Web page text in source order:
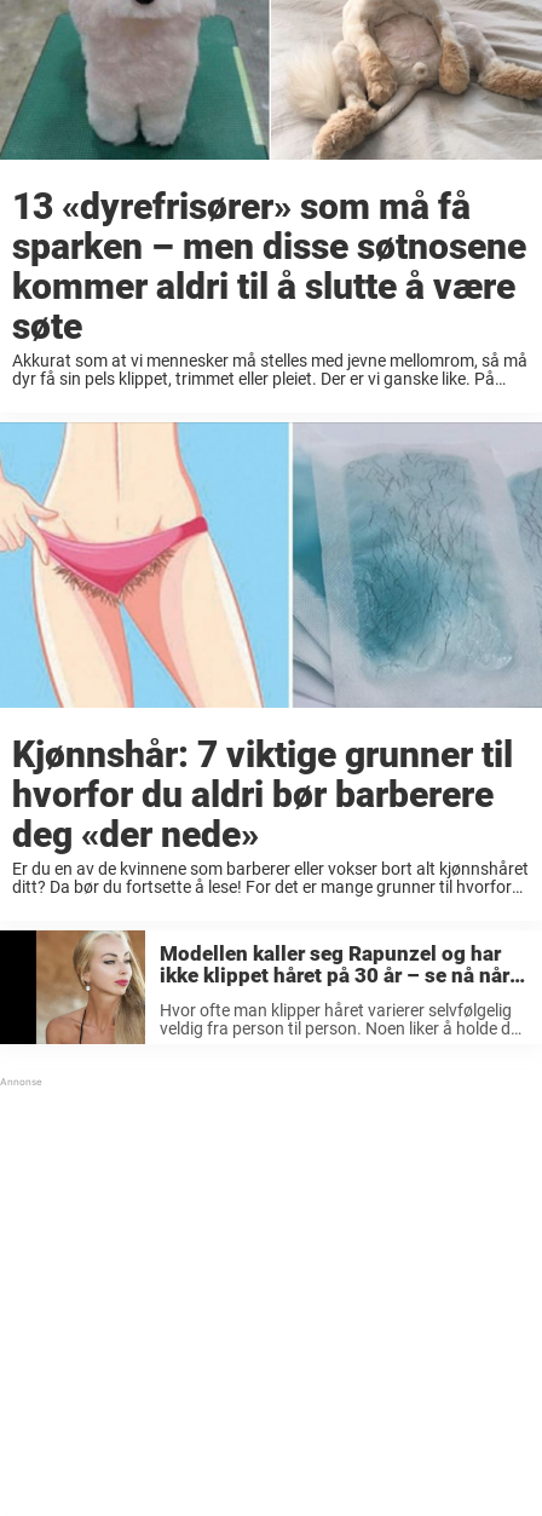
13 «dyrefrisører» som må få
sparken – men disse søtnosene
kommer aldri til å slutte å være
søte
Akkurat som at vi mennesker må stelles med jevne mellomrom, så må
dyr få sin pels klippet, trimmet eller pleiet. Der er vi ganske like. På
Kjønnshår: 7 viktige grunner til
hvorfor du aldri bør barberere
deg «der nede»
Er du en av de kvinnene som barberer eller vokser bort alt kjønnshåret
ditt? Da bør du fortsette å lese! For det er mange grunner til hvorfor
Modellen kaller seg Rapunzel og har
ikke klippet håret på 30 år – se nå når
hun reiser seg opp på stranden
Hvor ofte man klipper håret varierer selvfølgelig
veldig fra person til person. Noen liker å holde det